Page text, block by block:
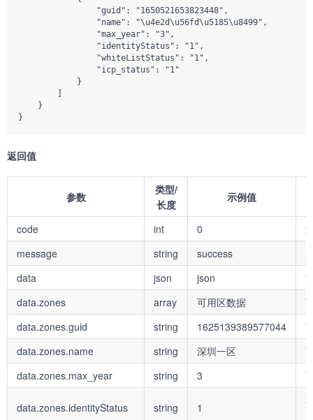
                "guid": "1650521653823448",
                "name": "\u4e2d\u56fd\u5185\u8499",
                "max_year": "3",
                "identityStatus": "1",
                "whiteListStatus": "1",
                "icp_status": "1"
            }
    }
}
返回值
参数
类型/
长度
示例值
code int 0
message
string success
data
json json
data.zones
array 可用区数据
data.zones.guid
string 1625139389577044
data.zones.name
string 深圳一区
data.zones.max_year
string 3
data.zones.identityStatus string 1